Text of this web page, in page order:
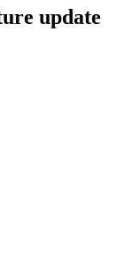
update